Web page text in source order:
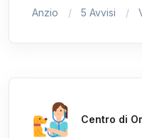
Anzio 5 Avvisi
Centro di